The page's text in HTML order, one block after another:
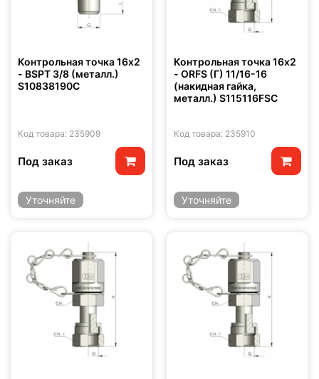
Контрольная точка 16x2
- BSPT 3/8 (металл.)
S10838190C
Код товара: 235909
Под заказ
Уточняйте
Контрольная точка 16x2
- ORFS (Г) 11/16-16
(накидная гайка,
металл.) S115116FSC
Код товара: 235910
Под заказ
Уточняйте